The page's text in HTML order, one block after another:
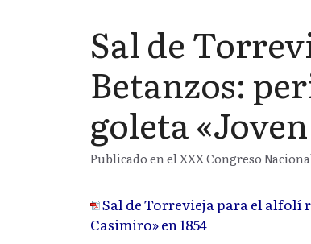
Sal de
Betanzos:
goleta
Publicado en el XXX Congreso
Sal de Torrevieja para el alfolí
Casimiro» en 1854